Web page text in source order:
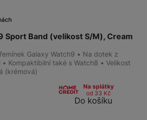
Sport Band (velikost S/M), Cream
Galaxy Watch9 • Na dotek z
Kompaktibilní také s Watch8 • Velikost
(krémová)
Na splátky
od 33 Kč
Do košíku